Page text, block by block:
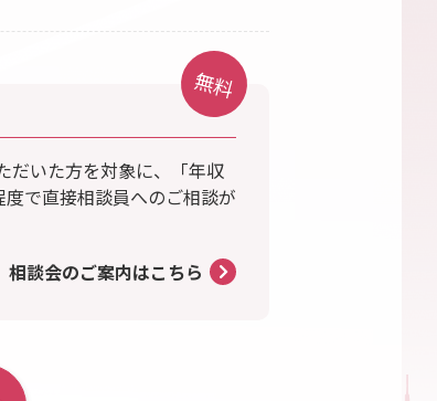
無料
だいた方を対象に、「年収
で直接相談員へのご相談が
相談会のご案内はこちら